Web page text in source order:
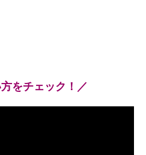
をチェック！／